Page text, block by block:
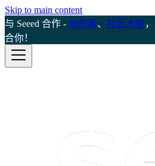
Skip to main content
与 Seeed 合作 - 创作者、 社区大使，
合你！